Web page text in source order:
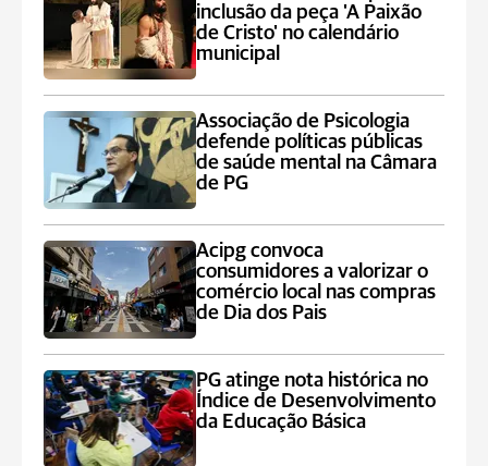
inclusão da peça 'A Paixão
de Cristo' no calendário
municipal
Associação de Psicologia
defende políticas públicas
de saúde mental na Câmara
de PG
Acipg convoca
consumidores a valorizar o
comércio local nas compras
de Dia dos Pais
PG atinge nota histórica no
Índice de Desenvolvimento
da Educação Básica